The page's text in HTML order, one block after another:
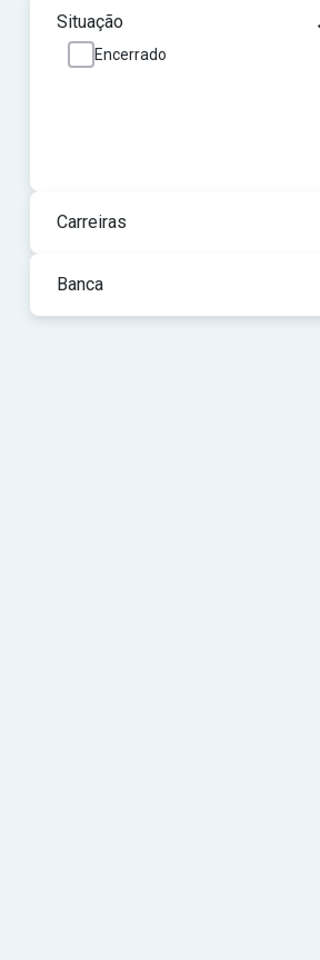
Situação
Encerrado
Carreiras
Banca